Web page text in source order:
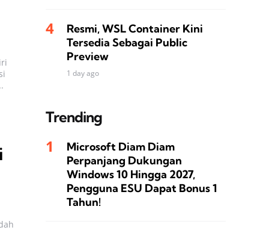
Resmi, WSL Container Kini
Tersedia Sebagai Public
Preview
1 day ago
Trending
Microsoft Diam Diam
Perpanjang Dukungan
Windows 10 Hingga 2027,
Pengguna ESU Dapat Bonus 1
Tahun!